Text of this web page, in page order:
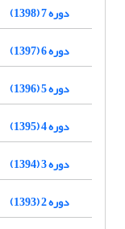
دوره 7 (1398)
دوره 6 (1397)
دوره 5 (1396)
دوره 4 (1395)
دوره 3 (1394)
دوره 2 (1393)